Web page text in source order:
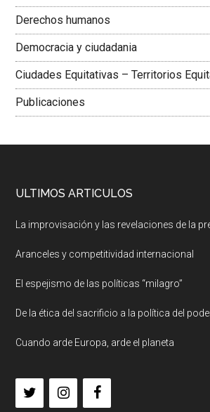
Derechos humanos
Democracia y ciudadania
Ciudades Equitativas – Territorios
Publicaciones
ULTIMOS ARTICULOS
La improvisación y las revelaciones de la
Aranceles y competitividad internacional
El espejismo de las políticas “milagro”
De la ética del sacrificio a la política del
Cuando arde Europa, arde el planeta